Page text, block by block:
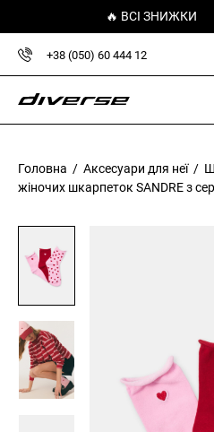
🔥 ВСІ ЗНИЖКИ
+38 (050) 60 444 12
Головна / Аксесуари для неї/
жіночих шкарпеток SANDRE з